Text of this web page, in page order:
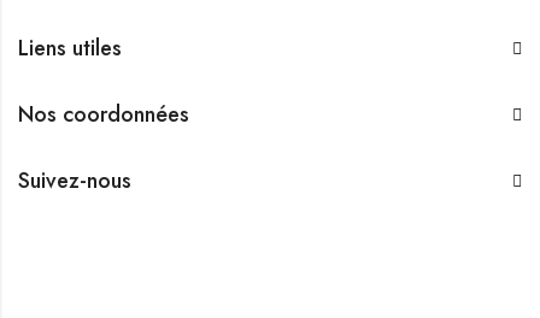
Liens utiles
Nos coordonnées
Suivez-nous